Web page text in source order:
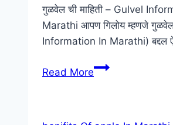
गुळवेल ची माहिती – Gulvel
Marathi आपण गिलोय म्हणजे
Information In Marathi)
Read Moreगुळवेल